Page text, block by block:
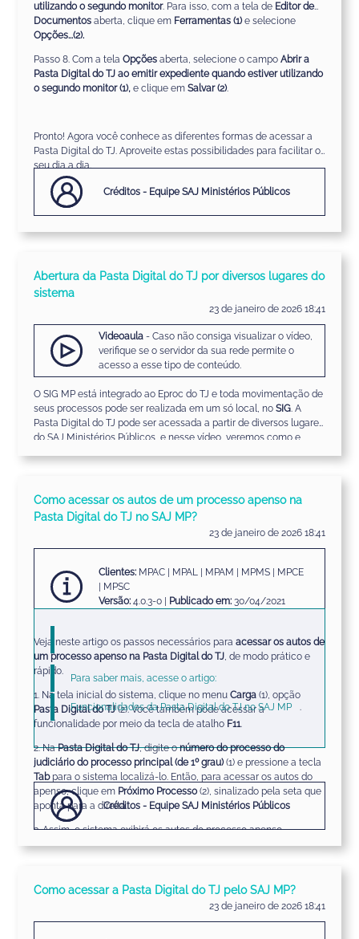
utilizando o segundo monitor. Para isso, com a tela de Editor de
Documentos aberta, clique em Ferramentas (1)e selecione
Opções...(2).
Passo 8. Com a telaOpções aberta, selecione o campoAbrir a
Pasta Digital do TJ ao emitir expediente quando estiver utilizando
o segundo monitor (1), e clique emSalvar (2).
Pronto! Agora você conhece as diferentes formas de acessar a
Pasta Digital do TJ. Aproveite estas possibilidades para facilitar o
seu dia a dia.
Créditos - Equipe SAJ Ministérios Públicos
Abertura da Pasta Digital do TJ por diversos lugares do
sistema
23 de janeiro de 2026 18:41
Videoaula - Caso não consiga visualizar o vídeo,
verifique se o servidor da sua rede permite o
acesso a esse tipo de conteúdo.
O SIG MP está integrado ao Eproc do TJ e toda movimentação de
seus processos pode ser realizada em um só local, noSIG. A
Pasta Digital do TJ pode ser acessada a partir de diversos lugares
do SAJ Ministérios Públicos, e nesse vídeo, veremos como e
Como acessar os autos de um processo apenso na
Pasta Digital do TJ no SAJ MP?
23 de janeiro de 2026 18:41
Clientes: MPAC | MPAL | MPAM | MPMS | MPCE
| MPSC
Versão: 4.0.3-0 | Publicado em: 30/04/2021
Veja neste artigo os passos necessários paraacessar os autos de
um processo apenso na Pasta Digital do TJ, de modo prático e
rápido.
1. Na tela inicial do sistema, clique no menuCarga (1), opção
Pasta Digital do TJ(2). Você também pode acessar a
funcionalidade por meio da tecla de atalho F11.
2. NaPasta Digital do TJ, digite onúmero do processo do
judiciário do processo principal (de 1º grau)(1) e pressione a tecla
Tabpara o sistema localizá-lo. Então, para acessar os autos do
apenso, clique em Próximo Processo(2), sinalizado pela seta que
aponta para a direita.
3. Assim, o sistema exibirá os autos do processo apenso.
Aproveite este recurso para visualizar processos apensos na
Para saber mais, acesse o artigo:
Funcionalidades da Pasta Digital do TJ no SAJ MP .
Créditos - Equipe SAJ Ministérios Públicos
Como acessar a Pasta Digital do TJ pelo SAJ MP?
23 de janeiro de 2026 18:41